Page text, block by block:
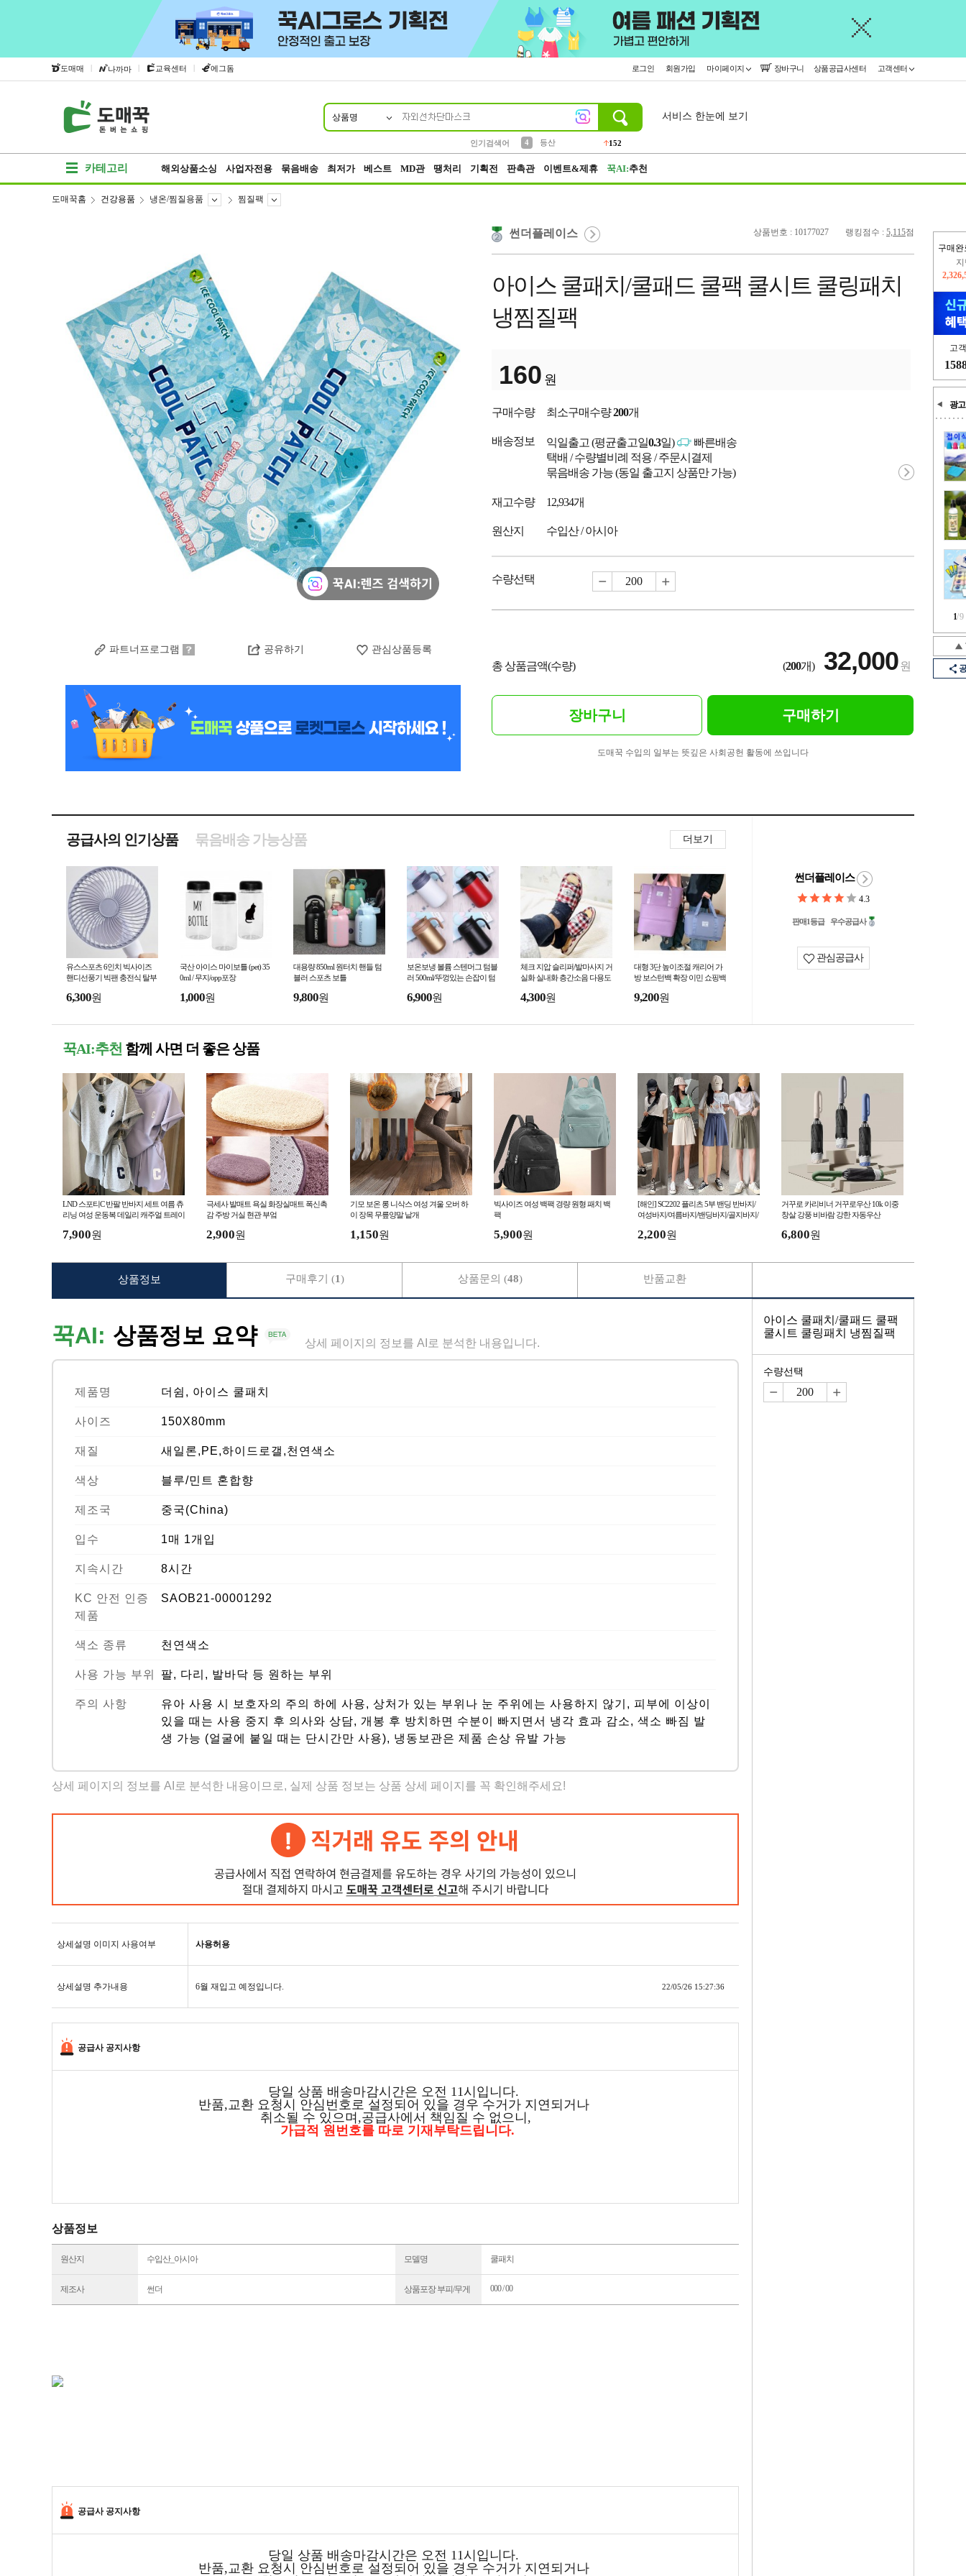
도매매 | 나까마 | 교육센터 | 에그돔 로그인 회원가입 마이페이지 장바구니 상품공급사센터 고객센터
상품명
인기검색어
4
등산
152
서비스 한눈에 보기
카테고리 해외상품소싱 사업자전용 묶음배송 최저가 베스트 MD관 땡처리 기획전 판촉관 이벤트&제휴 꾹AI:추천
구매완
고
광고
1/9
도매꾹홈 건강용품 냉온/찜질용품 찜질팩
파트너프로그램 공유하기 관심상품등록
상품번호 : 10177027 랭킹점수 : 5,115점
썬더플레이스
아이스 쿨패치/쿨패드 쿨팩 쿨시트 쿨링패치
냉찜질팩
160 원
구매수량 최소구매수량200개
배송정보 익일출고 (평균출고일0.3일)
빠른배송
택배 / 수량별비례 적용 / 주문시결제
묶음배송 가능 (동일 출고지 상품만 가능)
재고수량 12,934개
원산지 수입산 / 아시아
수량선택
총 상품금액(수량) (200개) 32,000원
장바구니 구매하기
도매꾹 수입의 일부는 뜻깊은 사회공헌 활동에 쓰입니다
공급사의 인기상품 더보기
묶음배송 가능상품
유스스포츠 6인치 빅사이즈
핸디선풍기 빅팬 충전식 탈부
6,300원
국산 아이스 마이보틀 (pet) 35
0ml / 무지/opp포장
1,000원
대용량 850ml 원터치 핸들 텀
블러 스포츠 보틀
9,800원
보온보냉 볼륨 스텐머그 텀블
러 500ml/뚜껑있는 손잡이 텀
6,900원
체크 지압 슬리퍼/발마사지 거
실화 실내화 층간소음 다용도
4,300원
대형 3단 높이조절 캐리어 가
방 보스턴백 확장 이민 쇼핑백
9,200원
썬더플레이스
4.3
판매1등급 우수공급사
관심공급사
꾹AI:추천 함께 사면 더 좋은 상품
LND 스포티C 반팔 반바지 세트 여름 츄
리닝 여성 운동복 데일리 캐주얼 트레이
7,900원
극세사 발매트 욕실 화장실매트 폭신촉
감 주방 거실 현관 부엌
2,900원
기모 보온 롱 니삭스 여성 겨울 오버 하
이 장목 무릎양말 낱개
1,150원
빅사이즈 여성 백팩 경량 원형 패치 백
팩
5,900원
[해인] SC2202 플리츠 5부 밴딩 반바지/
여성바지/여름바지/밴딩바지/골지바지/
2,200원
거꾸로 카리비너 거꾸로우산 10k 이중
창살 강풍 비바람 강한 자동우산
6,800원
꾹AI: 상품정보 요약 상세 페이지의 정보를 AI로 분석한 내용입니다.
제품명 더쉼, 아이스 쿨패치
사이즈 150X80mm
재질 새일론,PE,하이드로갤,천연색소
색상 블루/민트 혼합향
제조국 중국(China)
입수 1매 1개입
지속시간 8시간
KC 안전 인증
제품
SAOB21-00001292
색소 종류 천연색소
사용 가능 부위 팔, 다리, 발바닥 등 원하는 부위
주의 사항
유아 사용 시 보호자의 주의 하에 사용, 상처가 있는 부위나 눈 주위에는 사용하지 않기, 피부에 이상이
있을 때는 사용 중지 후 의사와 상담, 개봉 후 방치하면 수분이 빠지면서 냉각 효과 감소, 색소 빠짐 발
생 가능 (얼굴에 붙일 때는 단시간만 사용), 냉동보관은 제품 손상 유발 가능
상세 페이지의 정보를 AI로 분석한 내용이므로, 실제 상품 정보는 상품 상세 페이지를 꼭 확인해주세요!
상세설명 이미지 사용여부 사용허용
상세설명 추가내용 6월 재입고 예정입니다. 22/05/26 15:27:36
공급사 공지사항
당일 상품 배송마감시간은 오전 11시입니다.
반품,교환 요청시 안심번호로 설정되어 있을 경우 수거가 지연되거나
취소될 수 있으며,공급사에서 책임질 수 없으니,
가급적 원번호를 따로 기재부탁드립니다.
상품정보
원산지 수입산_아시아 모델명 쿨패치
제조사 썬더 상품포장 부피/무게 000 / 00
공급사 공지사항
당일 상품 배송마감시간은 오전 11시입니다.
반품,교환 요청시 안심번호로 설정되어 있을 경우 수거가 지연되거나
상품정보 구매후기 (1) 상품문의 (48) 반품교환
아이스 쿨패치/쿨패드 쿨팩
쿨시트 쿨링패치 냉찜질팩
수량선택